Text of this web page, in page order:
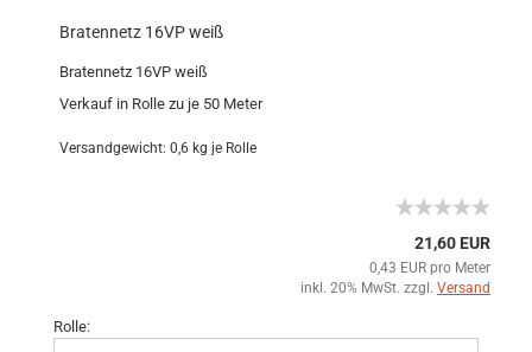
Bratennetz 16VP weiß
Bratennetz 16VP weiß
Verkauf in Rolle zu je 50 Meter
Versandgewicht: 0,6 kg je Rolle
21,60 EUR
0,43 EUR pro Meter
inkl. 20% MwSt. zzgl. Versand
Rolle: